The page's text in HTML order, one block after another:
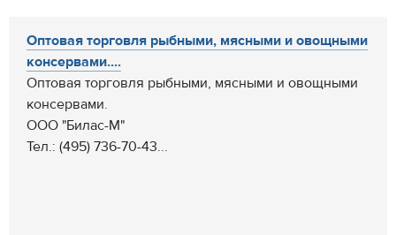
Оптовая торговля рыбными, мясными и овощными
консервами....
Оптовая торговля рыбными, мясными и овощными
консервами.
ООО "Билас-М"
Тел.: (495) 736-70-43...